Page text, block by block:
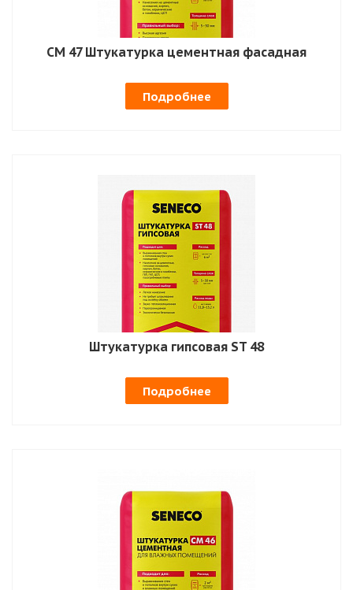
СМ 47 Штукатурка цементная фасадная
Подробнее
Штукатурка гипсовая ST 48
Подробнее